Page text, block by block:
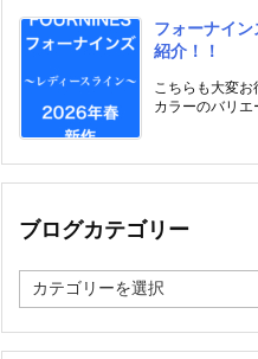
フォーナイ
紹介！！
こちらも大変
カラーのバリエ
ブログカテゴリー
ロ
カ